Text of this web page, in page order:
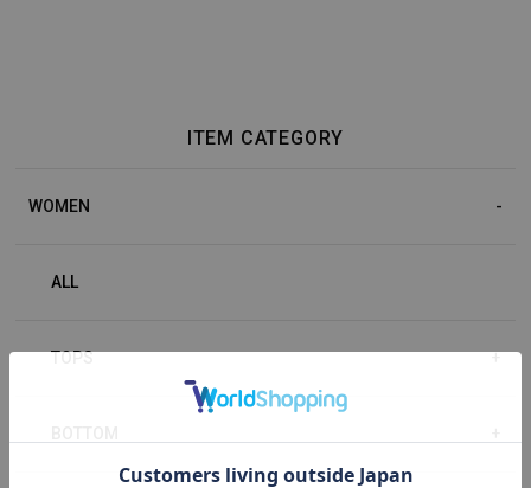
ITEM CATEGORY
WOMEN
ALL
TOPS +